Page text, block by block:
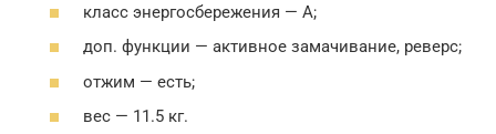
класс энергосбережения — А;
доп. функции — активное замачивание, реверс;
отжим — есть;
вес — 11.5 кг.